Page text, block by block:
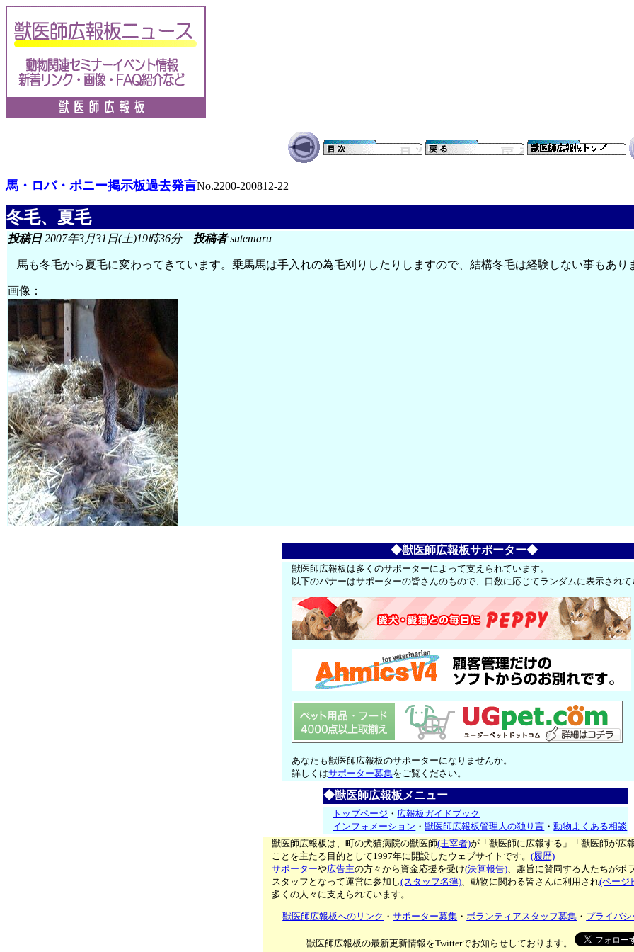
馬・ロバ・ポニー掲示板過去発言No.2200-200812-22
冬毛、夏毛
投稿日2007年3月31日(土)19時36分 投稿者sutemaru
馬も冬毛から夏毛に変わってきています。乗馬馬は手入れの為毛刈りしたりしますので、結構冬毛は経験しない事もあ
画像：
◆獣医師広報板サポーター◆
獣医師広報板は多くのサポーターによって支えられています。
以下のバナーはサポーターの皆さんのもので、口数に応じてランダムに表示され
あなたも獣医師広報板のサポーターになりませんか。
詳しくはサポーター募集をご覧ください。
◆獣医師広報板メニュー
トップページ ・ 広報板ガイドブック
インフォメーション ・獣医師広報板管理人の独り言 ・動物よくある相談
獣医師広報板は、町の犬猫病院の獣医師(主宰者)が「獣医師に広報する」「獣医師が広
ことを主たる目的として1997年に開設したウェブサイトです。(履歴)
サポーターや広告主の方々から資金応援を受け(決算報告)、趣旨に賛同する人たちがボ
スタッフとなって運営に参加し(スタッフ名簿)、動物に関わる皆さんに利用され(ページ
多くの人々に支えられています。
獣医師広報板へのリンク ・サポーター募集 ・ボランティアスタッフ募集 ・ プライバ
獣医師広報板の最新更新情報をTwitterでお知らせしております。